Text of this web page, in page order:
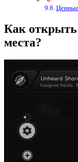
Как
места?